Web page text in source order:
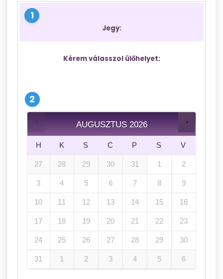
Jegy:
Kérem válasszol ülőhelyet:
AUGUSZTUS 2026
H K S C P S V
27 28 29 30 31 1 2
3 4 5 6 7 8 9
10 11 12 13 14 15 16
17 18 19 20 21 22 23
24 25 26 27 28 29 30
31 1 2 3 4 5 6